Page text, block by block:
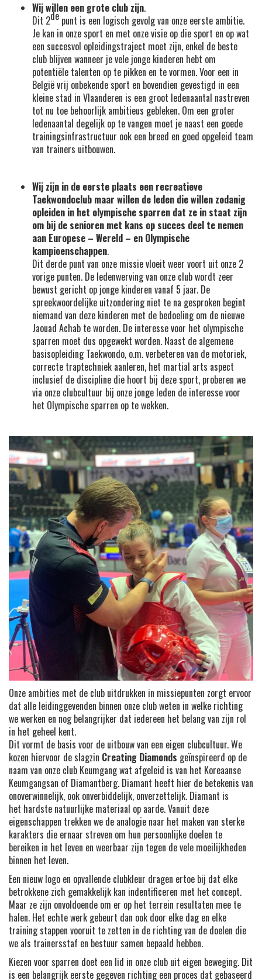
Wij willen een grote club zijn.
Dit 2de punt is een logisch gevolg van onze eerste ambitie.
Je kan in onze sport en met onze visie op die sport en op wat
een succesvol opleidingstraject moet zijn, enkel de beste
club blijven wanneer je vele jonge kinderen hebt om
potentiële talenten op te pikken en te vormen. Voor een in
België vrij onbekende sport en bovendien gevestigd in een
kleine stad in Vlaanderen is een groot ledenaantal nastreven
tot nu toe behoorlijk ambitieus gebleken. Om een groter
ledenaantal degelijk op te vangen moet je naast een goede
trainingsinfrastructuur ook een breed en goed opgeleid team
van trainers uitbouwen.
Wij zijn in de eerste plaats een recreatieve
Taekwondoclub maar willen de leden die willen zodanig
opleiden in het olympische sparren dat ze in staat zijn
om bij de senioren met kans op succes deel te nemen
aan Europese – Wereld – en Olympische
kampioenschappen.
Dit derde punt van onze missie vloeit weer voort uit onze 2
vorige punten. De ledenwerving van onze club wordt zeer
bewust gericht op jonge kinderen vanaf 5 jaar. De
spreekwoordelijke uitzondering niet te na gesproken begint
niemand van deze kinderen met de bedoeling om de nieuwe
Jaouad Achab te worden. De interesse voor het olympische
sparren moet dus opgewekt worden. Naast de algemene
basisopleiding Taekwondo, o.m. verbeteren van de motoriek,
correcte traptechniek aanleren, het martial arts aspect
inclusief de discipline die hoort bij deze sport, proberen we
via onze clubcultuur bij onze jonge leden de interesse voor
het Olympische sparren op te wekken.
Onze ambities met de club uitdrukken in missiepunten zorgt ervoor
dat alle leidinggevenden binnen onze club weten in welke richting
we werken en nog belangrijker dat iedereen het belang van zijn rol
in het geheel kent.
Dit vormt de basis voor de uitbouw van een eigen clubcultuur. We
kozen hiervoor de slagzin Creating Diamonds geïnspireerd op de
naam van onze club Keumgang wat afgeleid is van het Koreaanse
Keumgangsan of Diamantberg. Diamant heeft hier de betekenis van
onoverwinnelijk, ook onverbiddelijk, onverzettelijk. Diamant is
het hardste natuurlijke materiaal op aarde. Vanuit deze
eigenschappen trekken we de analogie naar het maken van sterke
karakters die ernaar streven om hun persoonlijke doelen te
bereiken in het leven en weerbaar zijn tegen de vele moeilijkheden
binnen het leven.
Een nieuw logo en opvallende clubkleur dragen ertoe bij dat elke
betrokkene zich gemakkelijk kan indentificeren met het concept.
Maar ze zijn onvoldoende om er op het terrein resultaten mee te
halen. Het echte werk gebeurt dan ook door elke dag en elke
training stappen vooruit te zetten in de richting van de doelen die
we als trainersstaf en bestuur samen bepaald hebben.
Kiezen voor sparren doet een lid in onze club uit eigen beweging. Dit
is een belangrijk eerste gegeven richting een proces dat gebaseerd